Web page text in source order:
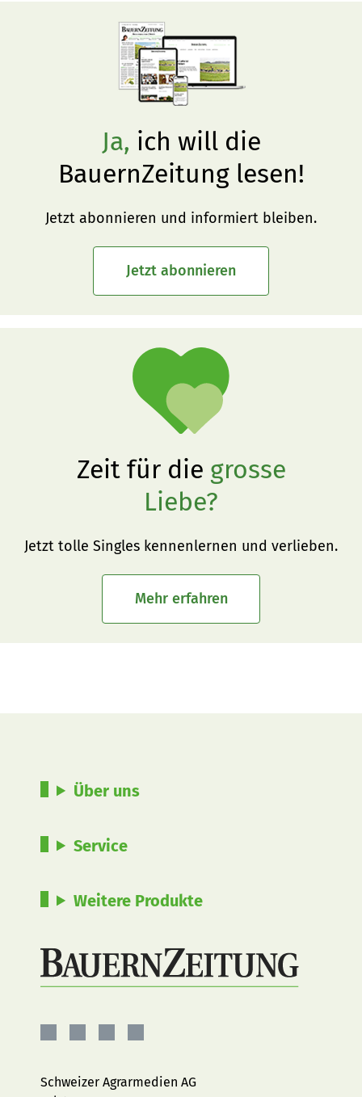
Ja, ich will die
BauernZeitung lesen!
Jetzt abonnieren und informiert bleiben.
Jetzt abonnieren
Zeit für die grosse
Liebe?
Jetzt tolle Singles kennenlernen und verlieben.
Mehr erfahren
Über uns
Service
Weitere Produkte
Facebook
Instagram
YouTubeLinkedIn
Schweizer Agrarmedien AG